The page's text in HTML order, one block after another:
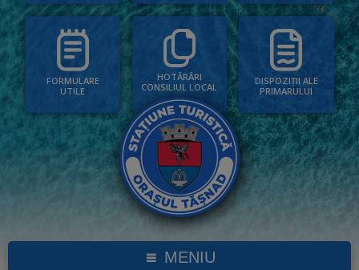
FORMULARE
UTILE
HOTĂRÂRI
CONSILIUL LOCAL
DISPOZIȚII ALE
PRIMARULUI
MENIU